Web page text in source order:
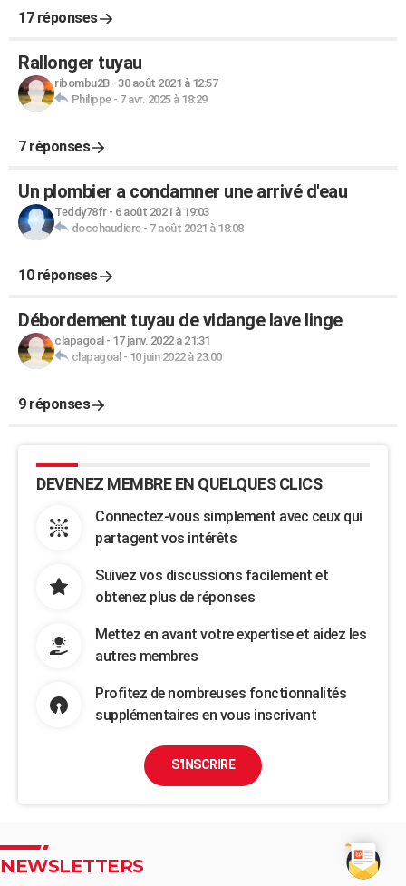
17 réponses
Rallonger tuyau
ribombu2B- 30 août 2021 à 12:57
Philippe- 7 avr. 2025 à 18:29
7 réponses
Un plombier a condamner une arrivé d'eau
Teddy78fr- 6 août 2021 à 19:03
docchaudiere- 7 août 2021 à 18:08
10 réponses
Débordement tuyau de vidange lave linge
clapagoal - 17 janv. 2022 à 21:31
clapagoal - 10 juin 2022 à 23:00
9 réponses
DEVENEZ MEMBRE EN QUELQUES CLICS
Connectez-vous simplement avec ceux qui
partagent vos intérêts
Suivez vos discussions facilement et
obtenez plus de réponses
Mettez en avant votre expertise et aidez les
autres membres
Profitez de nombreuses fonctionnalités
supplémentaires en vous inscrivant
S'INSCRIRE
NEWSLETTERS